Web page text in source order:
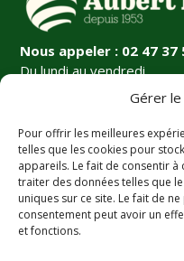
Gérer
Pour offrir les meilleures
telles que les cookies pour
appareils. Le fait de consentir
traiter des données telles que
uniques sur ce site. Le fait de
consentement peut avoir un
et fonctions.
Nous appeler : 02 47 37
Du lundi au vendredi
9h-12h30 / 14h-18h
Informations
Mentions légales
CGV
Politique de
FAQ